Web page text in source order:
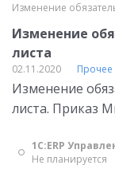
Изменение
Изменение
листа
02.11.2020 Прочее
Изменение
листа. Приказ
1С:ERP
Не планируется